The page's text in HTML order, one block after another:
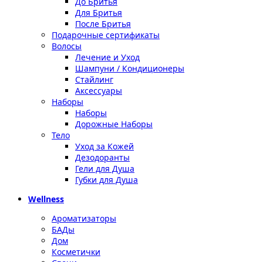
Для Бритья
После Бритья
Подарочные сертификаты
Волосы
Лечение и Уход
Шампуни / Кондиционеры
Стайлинг
Аксессуары
Наборы
Наборы
Дорожные Наборы
Тело
Уход за Кожей
Дезодоранты
Гели для Душа
Губки для Душа
Wellness
Ароматизаторы
БАДы
Дом
Косметички